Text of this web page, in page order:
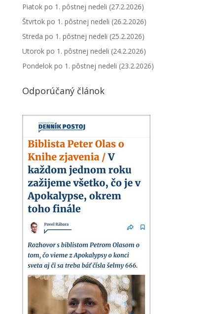
Piatok po 1. pôstnej nedeli (27.2.2026)
Štvrtok po 1. pôstnej nedeli (26.2.2026)
Streda po 1. pôstnej nedeli (25.2.2026)
Utorok po 1. pôstnej nedeli (24.2.2026)
Pondelok po 1. pôstnej nedeli (23.2.2026)
Odporúčaný článok